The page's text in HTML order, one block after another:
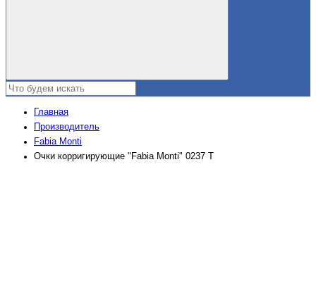
Главная
Производитель
Fabia Monti
Очки корригирующие "Fabia Monti" 0237 Т